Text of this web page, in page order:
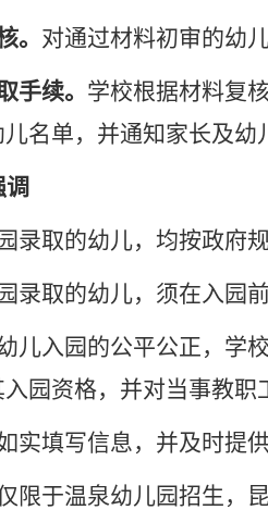
。 对通过材料初审的幼
手续。 学校根据材料复
名单，并通知家长及幼
录取的幼儿，均按政府
录取的幼儿，须在入园
儿入园的公平公正，学
园资格，并对当事教职
实填写信息，并及时提
限于温泉幼儿园招生，